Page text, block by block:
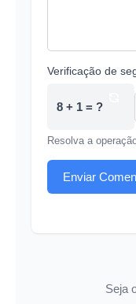
Verificação de
8 + 1 = ?
Resolva a
Enviar
Seja